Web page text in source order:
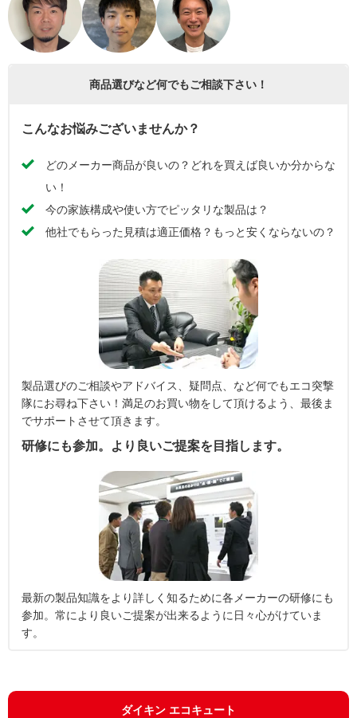
商品選びなど何でもご相談下さい！
こんなお悩みございませんか？
どのメーカー商品が良いの？どれを買えば良いか分からな
い！
今の家族構成や使い方でピッタリな製品は？
他社でもらった見積は適正価格？もっと安くならないの？
製品選びのご相談やアドバイス、疑問点、など何でもエコ突撃
隊にお尋ね下さい！満足のお買い物をして頂けるよう、最後ま
でサポートさせて頂きます。
研修にも参加。より良いご提案を目指します。
最新の製品知識をより詳しく知るために各メーカーの研修にも
参加。常により良いご提案が出来るように日々心がけていま
す。
ダイキン エコキュート